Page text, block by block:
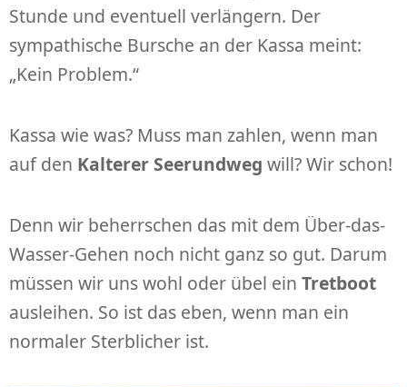
Stunde und eventuell verlängern. Der
sympathische Bursche an der Kassa meint:
„Kein Problem.“
Kassa wie was? Muss man zahlen, wenn man
auf den Kalterer Seerundweg will? Wir schon!
Denn wir beherrschen das mit dem Über-das-
Wasser-Gehen noch nicht ganz so gut. Darum
müssen wir uns wohl oder übel ein Tretboot
ausleihen. So ist das eben, wenn man ein
normaler Sterblicher ist.